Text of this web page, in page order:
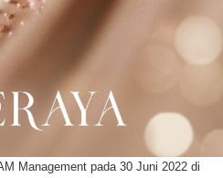
Management pada 30 Juni 2022 di